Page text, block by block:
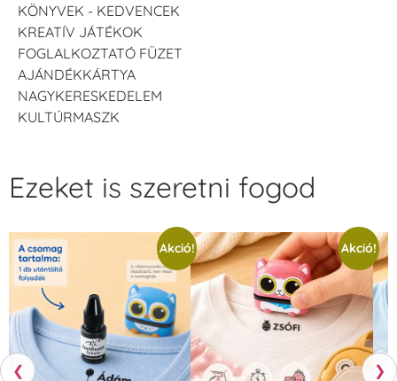
KÖNYVEK - KEDVENCEK
KREATÍV JÁTÉKOK
FOGLALKOZTATÓ FÜZET
AJÁNDÉKKÁRTYA
NAGYKERESKEDELEM
KULTÚRMASZK
❮
Ezeket is szeretni fogod
Akció! Akció!
❯